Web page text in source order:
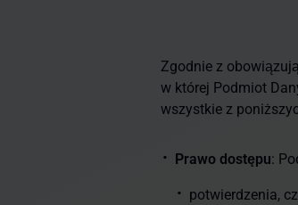
Zgodnie z
w której Podmiot
wszystkie z
Prawo dostępu:
potwierdzenia,